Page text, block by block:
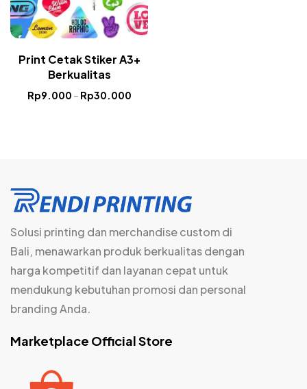
Print Cetak Stiker A3+
Berkualitas
Rp9.000 – Rp30.000
Solusi printing dan merchandise custom di
Bali, menawarkan produk berkualitas dengan
harga kompetitif dan layanan cepat untuk
mendukung kebutuhan promosi dan personal
branding Anda.
Marketplace Official Store